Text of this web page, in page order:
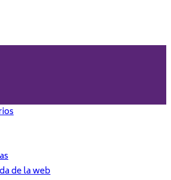
de la web